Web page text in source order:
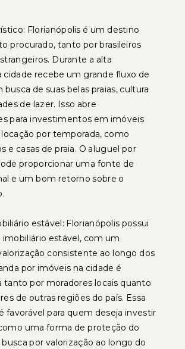
Florianópolis é um destino
procurado, tanto por brasileiros
Durante a alta
cidade recebe um grande fluxo de
de suas belas praias, cultura
de lazer. Isso abre
para investimentos em imóveis
por temporada, como
e casas de praia. O aluguel por
proporcionar uma fonte de
e um bom retorno sobre o
estável: Florianópolis possui
estável, com um
consistente ao longo dos
por imóveis na cidade é
tanto por moradores locais quanto
de outras regiões do país. Essa
favorável para quem deseja investir
uma forma de proteção do
por valorização ao longo do